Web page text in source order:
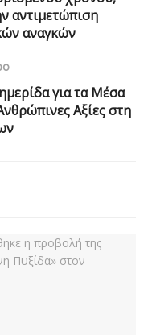
αντιμετώπιση
αναγκών
για τα Μέσα
Αξίες στη